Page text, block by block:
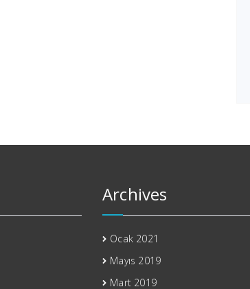
Archives
Ocak 2021
Mayıs 2019
Mart 2019